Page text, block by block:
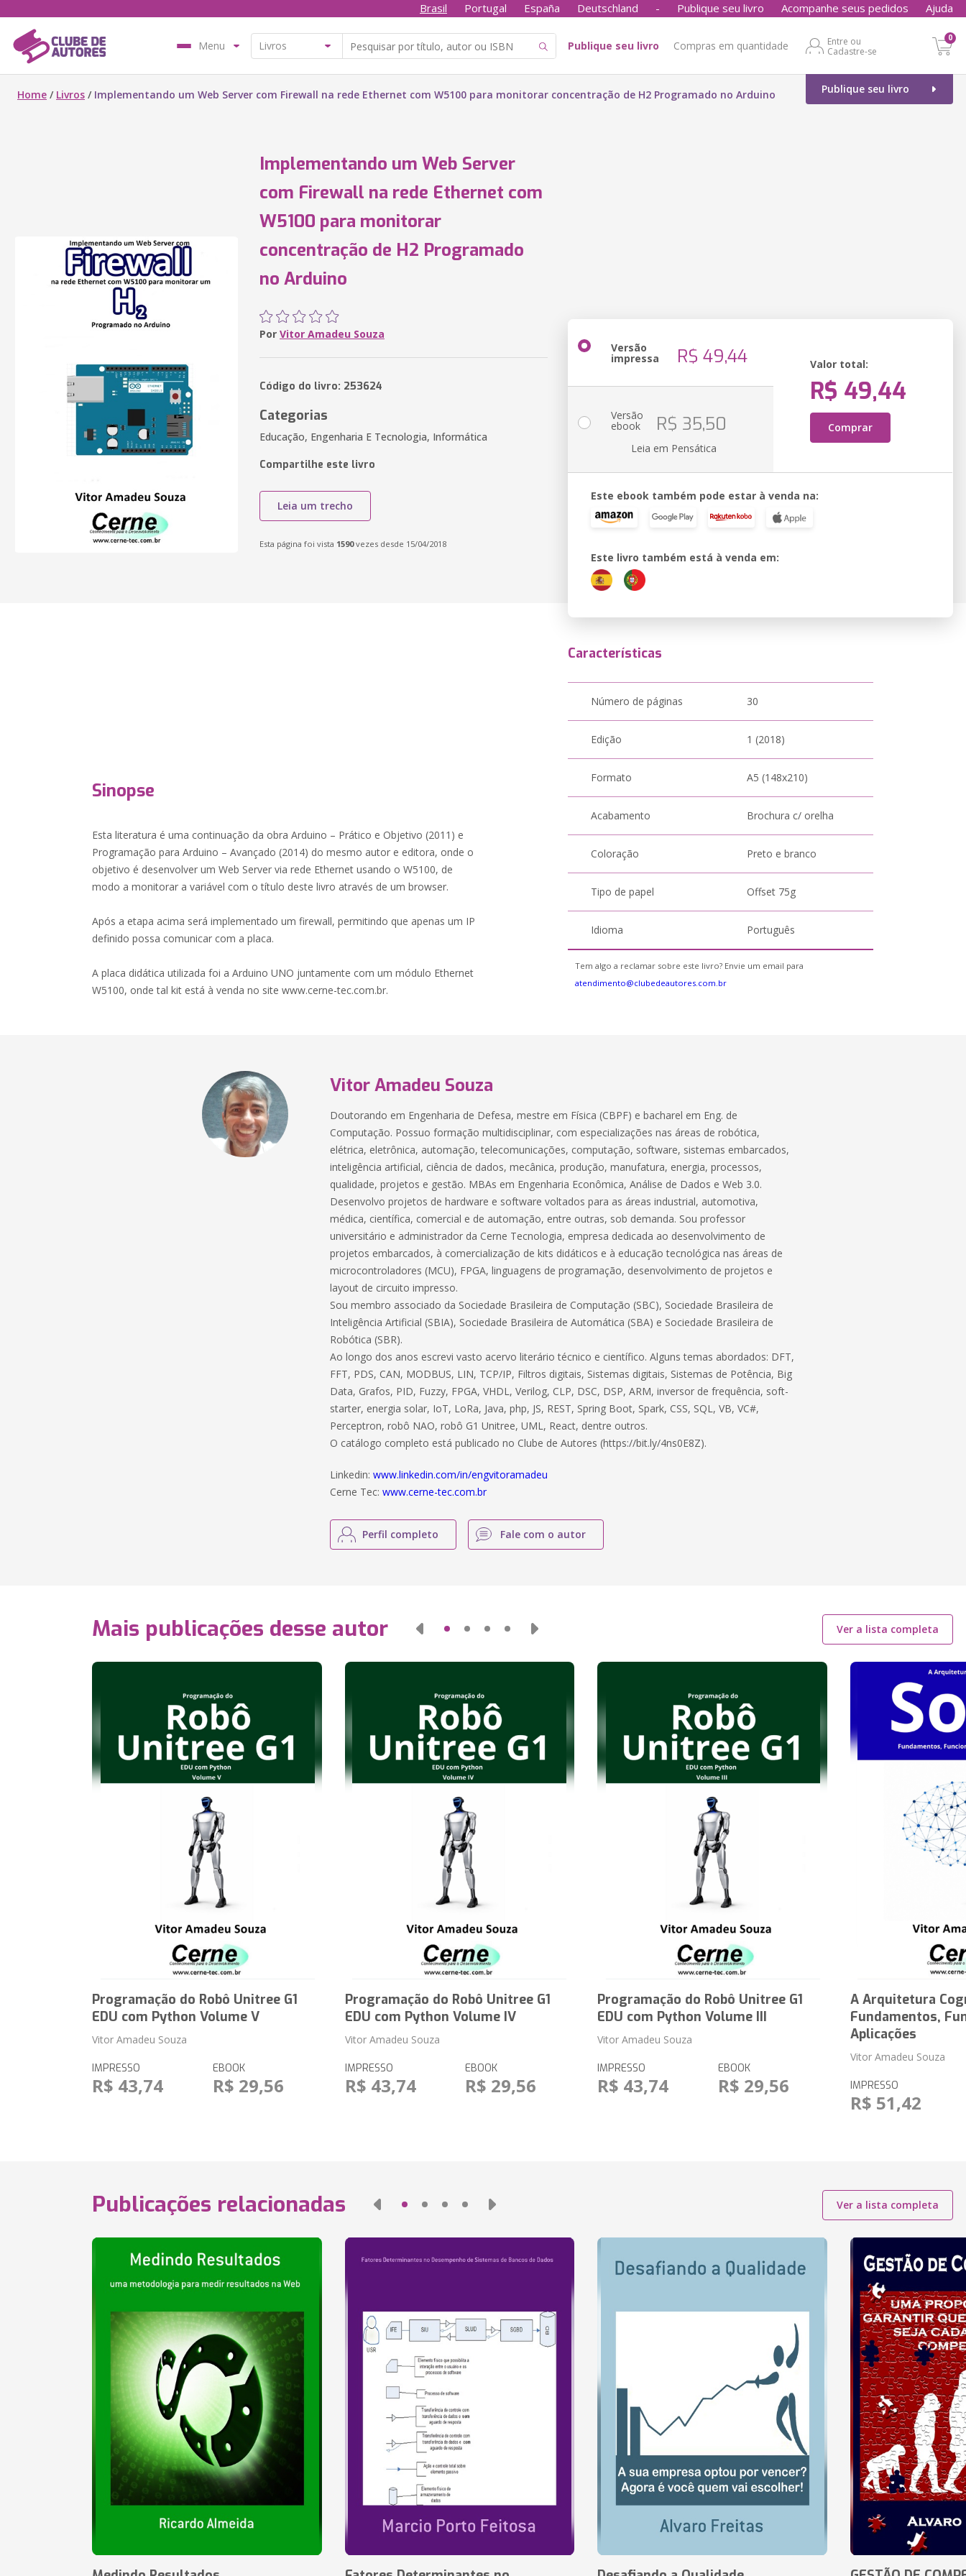
Brasil Portugal España Deutschland - Publique seu livro Acompanhe seus pedidos Ajuda
Menu Publique seu livro Compras em quantidade
Entre ou
Cadastre-se
0
Publique seu livro
Home / Livros / Implementando um Web Server com Firewall na rede Ethernet com W5100 para monitorar concentração de H2 Programado no Arduino
Implementando um Web Server
com Firewall na rede Ethernet com
W5100 para monitorar
concentração de H2 Programado
no Arduino
Por Vitor Amadeu Souza
Código do livro: 253624
Categorias
Educação, Engenharia E Tecnologia, Informática
Compartilhe este livro
Leia um trecho
Esta página foi vista 1590vezes desde 15/04/2018
Versão
impressa R$ 49,44 Valor total:
R$ 49,44
Comprar
Versão
ebook R$ 35,50
Leia em Pensática
Este ebook também pode estar à venda na:
Este livro também está à venda em:
Sinopse
Esta literatura é uma continuação da obra Arduino – Prático e Objetivo (2011) e
Programação para Arduino – Avançado (2014) do mesmo autor e editora, onde o
objetivo é desenvolver um Web Server via rede Ethernet usando o W5100, de
modo a monitorar a variável com o título deste livro através de um browser.
Após a etapa acima será implementado um firewall, permitindo que apenas um IP
definido possa comunicar com a placa.
A placa didática utilizada foi a Arduino UNO juntamente com um módulo Ethernet
W5100, onde tal kit está à venda no site www.cerne-tec.com.br.
Características
Número de páginas 30
Edição 1 (2018)
Formato A5 (148x210)
Acabamento Brochura c/ orelha
Coloração Preto e branco
Tipo de papel Offset 75g
Idioma Português
Tem algo a reclamar sobre este livro? Envie um email para
atendimento@clubedeautores.com.br
Vitor Amadeu Souza
Doutorando em Engenharia de Defesa, mestre em Física (CBPF) e bacharel em Eng. de
Computação. Possuo formação multidisciplinar, com especializações nas áreas de robótica,
elétrica, eletrônica, automação, telecomunicações, computação, software, sistemas embarcados,
inteligência artificial, ciência de dados, mecânica, produção, manufatura, energia, processos,
qualidade, projetos e gestão. MBAs em Engenharia Econômica, Análise de Dados e Web 3.0.
Desenvolvo projetos de hardware e software voltados para as áreas industrial, automotiva,
médica, científica, comercial e de automação, entre outras, sob demanda. Sou professor
universitário e administrador da Cerne Tecnologia, empresa dedicada ao desenvolvimento de
projetos embarcados, à comercialização de kits didáticos e à educação tecnológica nas áreas de
microcontroladores (MCU), FPGA, linguagens de programação, desenvolvimento de projetos e
layout de circuito impresso.
Sou membro associado da Sociedade Brasileira de Computação (SBC), Sociedade Brasileira de
Inteligência Artificial (SBIA), Sociedade Brasileira de Automática (SBA) e Sociedade Brasileira de
Robótica (SBR).
Ao longo dos anos escrevi vasto acervo literário técnico e científico. Alguns temas abordados: DFT,
FFT, PDS, CAN, MODBUS, LIN, TCP/IP, Filtros digitais, Sistemas digitais, Sistemas de Potência, Big
Data, Grafos, PID, Fuzzy, FPGA, VHDL, Verilog, CLP, DSC, DSP, ARM, inversor de frequência, soft-
starter, energia solar, IoT, LoRa, Java, php, JS, REST, Spring Boot, Spark, CSS, SQL, VB, VC#,
Perceptron, robô NAO, robô G1 Unitree, UML, React, dentre outros.
O catálogo completo está publicado no Clube de Autores (https://bit.ly/4ns0E8Z).
Linkedin:www.linkedin.com/in/engvitoramadeu
Cerne Tec:www.cerne-tec.com.br
Perfil completo Fale com o autor
Mais publicações desse autor Ver a lista completa
Programação do Robô Unitree G1
EDU com Python Volume V
Vitor Amadeu Souza
IMPRESSO
R$ 43,74
EBOOK
R$ 29,56
Programação do Robô Unitree G1
EDU com Python Volume IV
Vitor Amadeu Souza
IMPRESSO
R$ 43,74
EBOOK
R$ 29,56
Programação do Robô Unitree G1
EDU com Python Volume III
Vitor Amadeu Souza
IMPRESSO
R$ 43,74
EBOOK
R$ 29,56
A Arquitetura
Fundamentos,
Aplicações
Vitor Amadeu Souza
IMPRESSO
R$ 51,42
Publicações relacionadas Ver a lista completa